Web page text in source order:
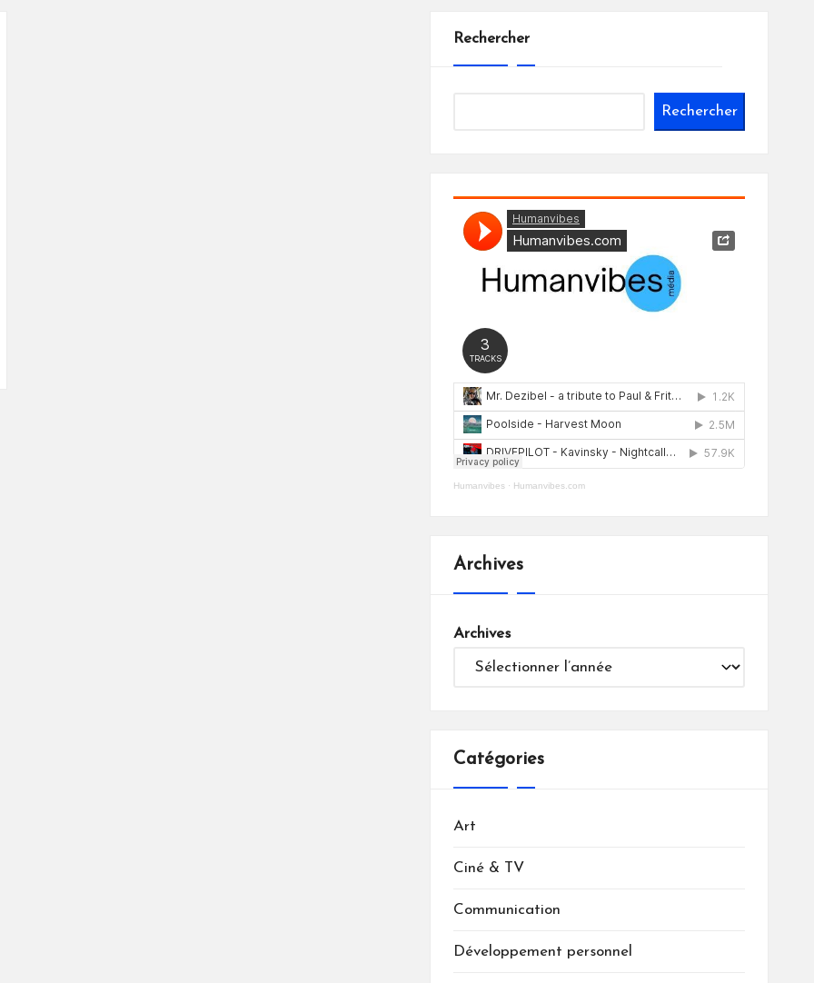
Rechercher
Rechercher
Humanvibes· Humanvibes.com
Archives
Archives
Catégories
Art
Ciné & TV
Communication
Développement personnel